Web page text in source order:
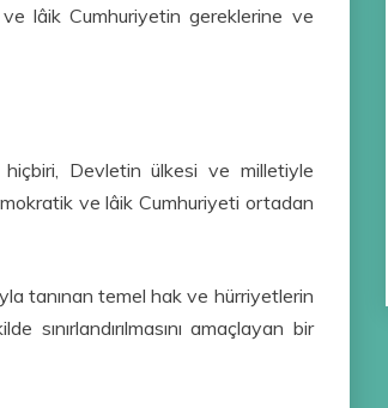
lâik Cumhuriyetin gereklerine ve
Devletin ülkesi ve milletiyle
ve lâik Cumhuriyeti ortadan
tanınan temel hak ve hürriyetlerin
amaçlayan bir